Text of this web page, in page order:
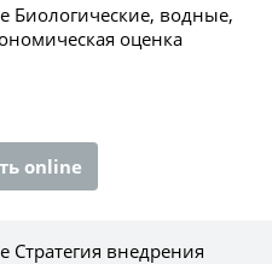
Биологические, водные,
оценка
online
Стратегия внедрения